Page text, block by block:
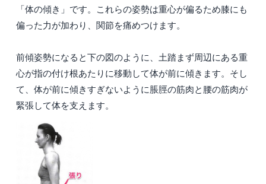
「体の傾き」です。これらの姿勢は重心が偏るため膝にも
偏った力が加わり、関節を痛めつけます。
前傾姿勢になると下の図のように、土踏まず周辺にある重
心が指の付け根あたりに移動して体が前に傾きます。そし
て、体が前に傾きすぎないように脹脛の筋肉と腰の筋肉が
緊張して体を支えます。